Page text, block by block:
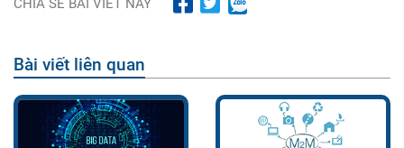
CHIA SẺ BÀI VIẾT NÀY
Bài viết liên quan